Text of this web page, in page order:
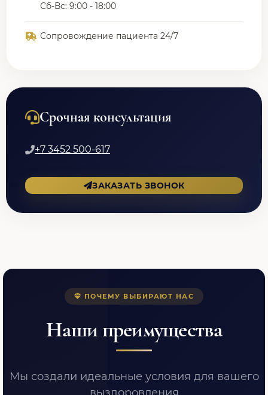
Сб-Вс: 9:00 - 18:00
Сопровождение пациента 24/7
Срочная консультация
+7 3452 500-617
ЗАКАЗАТЬ ЗВОНОК
ПОЧЕМУ ВЫБИРАЮТ НАС
Наши преимущества
Мы создали идеальные условия для вашего